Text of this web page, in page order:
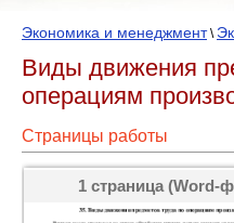
Экономика и менеджмент\
Виды движения
операциям
Страницы работы
1 страница (Word-